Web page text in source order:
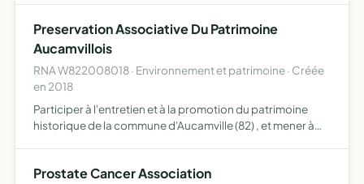
Preservation Associative Du Patrimoine
Aucamvillois
RNA W822008018 · Environnement et patrimoine · Créée
en 2018
Participer à l'entretien et à la promotion du patrimoine
historique de la commune d'Aucamville (82) , et mener à
Prostate Cancer Association